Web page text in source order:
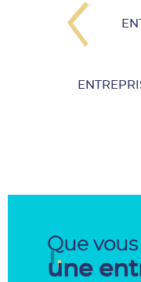
Que vous
une